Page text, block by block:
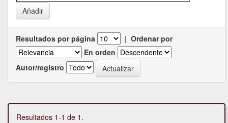
Resultados por página | Ordenar por
En orden
Autor/registro
Resultados 1-1 de 1.